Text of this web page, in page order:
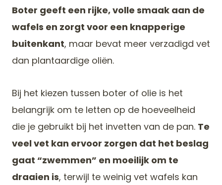
Boter geeft een rijke, volle smaak aan de
wafels en zorgt voor een knapperige
buitenkant, maar bevat meer verzadigd vet
dan plantaardige oliën.
Bij het kiezen tussen boter of olie is het
belangrijk om te letten op de hoeveelheid
die je gebruikt bij het invetten van de pan. Te
veel vet kan ervoor zorgen dat het beslag
gaat “zwemmen” en moeilijk om te
draaien is, terwijl te weinig vet wafels kan